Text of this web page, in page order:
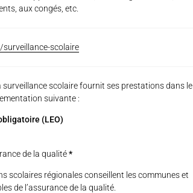
aux congés, etc.
scolaire
surveillance scolaire fournit ses prestations dans le
suivante :
(LEO)
de la qualité*
scolaires régionales conseillent les communes et
de l’assurance de la qualité.